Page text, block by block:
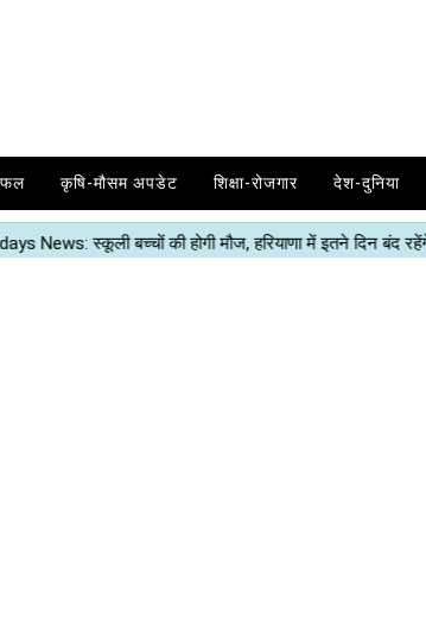
कृषि-मौसम अपडेट शिक्षा-रोजगार देश-दुनिया